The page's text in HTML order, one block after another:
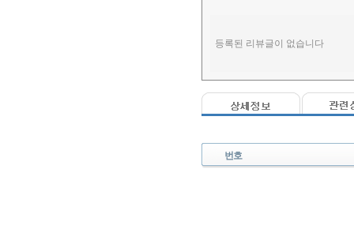
등록된 리뷰글이 없습니다